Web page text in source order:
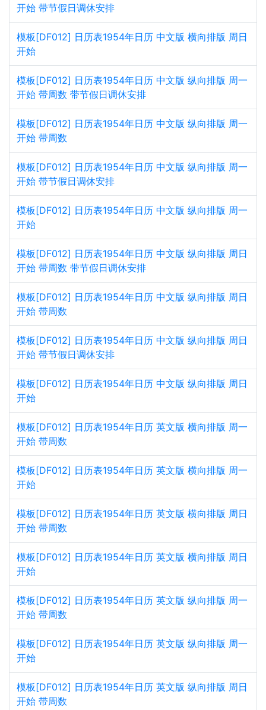
开始 带节假日调休安排
模板[DF012] 日历表1954年日历 中文版 横向排版 周日
开始
模板[DF012] 日历表1954年日历 中文版 纵向排版 周一
开始 带周数 带节假日调休安排
模板[DF012] 日历表1954年日历 中文版 纵向排版 周一
开始 带周数
模板[DF012] 日历表1954年日历 中文版 纵向排版 周一
开始 带节假日调休安排
模板[DF012] 日历表1954年日历 中文版 纵向排版 周一
开始
模板[DF012] 日历表1954年日历 中文版 纵向排版 周日
开始 带周数 带节假日调休安排
模板[DF012] 日历表1954年日历 中文版 纵向排版 周日
开始 带周数
模板[DF012] 日历表1954年日历 中文版 纵向排版 周日
开始 带节假日调休安排
模板[DF012] 日历表1954年日历 中文版 纵向排版 周日
开始
模板[DF012] 日历表1954年日历 英文版 横向排版 周一
开始 带周数
模板[DF012] 日历表1954年日历 英文版 横向排版 周一
开始
模板[DF012] 日历表1954年日历 英文版 横向排版 周日
开始 带周数
模板[DF012] 日历表1954年日历 英文版 横向排版 周日
开始
模板[DF012] 日历表1954年日历 英文版 纵向排版 周一
开始 带周数
模板[DF012] 日历表1954年日历 英文版 纵向排版 周一
开始
模板[DF012] 日历表1954年日历 英文版 纵向排版 周日
开始 带周数